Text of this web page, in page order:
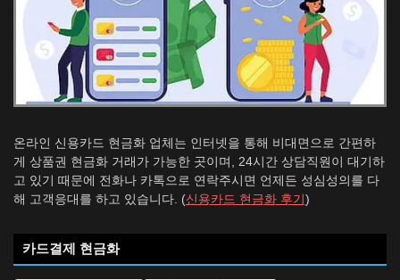
온라인 신용카드 현금화 업체는 인터넷을 통해 비대면으로 간편하
게 상품권 현금화 거래가 가능한 곳이며, 24시간 상담직원이 대기하
고 있기 때문에 전화나 카톡으로 연락주시면 언제든 성심성의를 다
해 고객응대를 하고 있습니다. (신용카드 현금화 후기 )
카드결제 현금화